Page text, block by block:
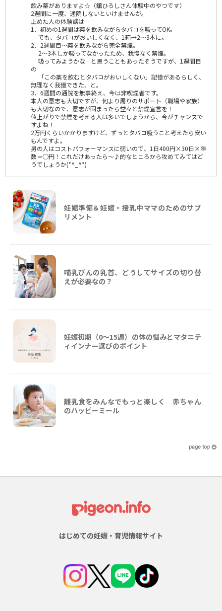
飲み薬がありますよ☆（舘ひろしさん体験中のやつです）
2週間に一度、通院しないといけませんが。
止めた人の体験談は…
1．初めの1週間は薬を飲みながらタバコを吸ってOK。
でも、タバコがおいしくなく、1箱→2～3本に。
2．2週間目～薬を飲みながら完全禁煙。
2～3本しか吸ってなかったため、我慢なく禁煙。
吸ってみようかな…と思うこともあったそうですが、1週間目
の
「この薬を飲むとタバコがおいしくない」記憶があるらしく、
無理なく我慢できた、と。
3．6週間の通院を無事終え、今は非喫煙者です。
本人の意志も大切ですが、何より周りのサポート（職場や家族）
も大切なので、意志が固まったら堂々と禁煙宣言を！
値上がりで禁煙を考える人は多いでしょうから、今がチャンスで
すよね！
2万円くらいかかりますけど、ずっとタバコ吸うこと考えたら安い
もんですよ。
男の人はコストパフォーマンスに弱いので、1日400円×30日×年
数＝○円！これだけあったら～♪的なところから攻めてみてはど
うでしょうか(*^_^*)
妊娠準備＆妊娠・授乳中ママのためのサプ
リメント
哺乳びんの乳首、どうしてサイズの切り替
えが必要なの？
妊娠初期（0〜15週）の体の悩みとマタニテ
ィインナー選びのポイント
離乳食をみんなでもっと楽しく 赤ちゃん
のハッピーミール
はじめての妊娠・育児情報サイト